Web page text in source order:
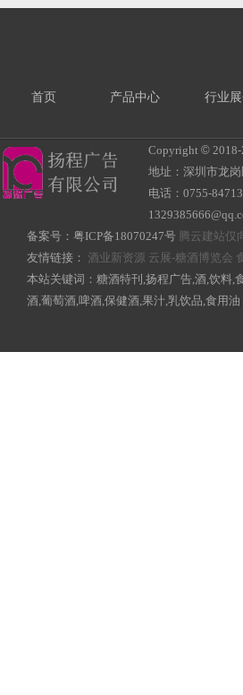
首页 产品中心 行业
Copyright © 2018-
地址：深圳市龙
电话：0755-
备案号： 粤ICP备18070247号 腾云建站仅
友情链接： 酒业新资源 云展-糖酒博览会
本站关键词：糖酒特刊,扬程广告,酒,饮料,
酒,葡萄酒,啤酒,保健酒,果汁,乳饮品,食用油